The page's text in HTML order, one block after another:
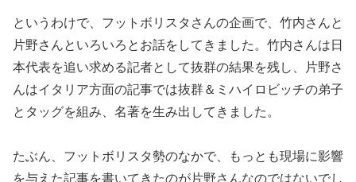
というわけで、フットボリスタさんの企画で、竹内さんと
片野さんといろいろとお話をしてきました。竹内さんは日
本代表を追い求める記者として抜群の結果を残し、片野さ
んはイタリア方面の記事では抜群＆ミハイロビッチの弟子
とタッグを組み、名著を生み出してきました。
たぶん、フットボリスタ勢のなかで、もっとも現場に影響
を与えた記事を書いてきたのが片野さんなのではないでし